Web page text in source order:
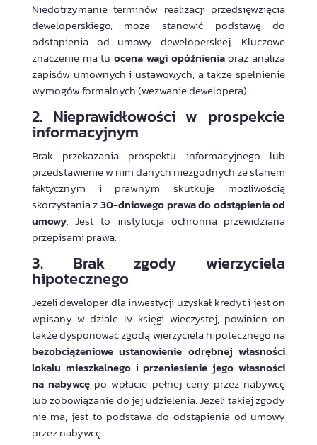
Niedotrzymanie terminów realizacji przedsięwzięcia
deweloperskiego, może stanowić podstawę do
odstąpienia od umowy deweloperskiej. Kluczowe
znaczenie ma tuocena wagi opóźnieniaoraz analiza
zapisów umownych i ustawowych, a także spełnienie
wymogów formalnych (wezwanie dewelopera).
2. Nieprawidłowości w prospekcie
informacyjnym
Brak przekazania prospektu informacyjnego lub
przedstawienie w nim danych niezgodnych ze stanem
faktycznym i prawnym skutkuje możliwością
skorzystania z30-dniowego prawa do odstąpienia od
umowy. Jest to instytucja ochronna przewidziana
przepisami prawa.
3. Brak zgody wierzyciela
hipotecznego
Jeżeli deweloper dla inwestycji uzyskał kredyt i jest on
wpisany w dziale IV księgi wieczystej, powinien on
także dysponować zgodą wierzyciela hipotecznego na
bezobciążeniowe ustanowienie odrębnej własności
lokalu mieszkalnegoiprzeniesienie jego własności
na nabywcę po wpłacie pełnej ceny przez nabywcę
lub zobowiązanie do jej udzielenia. Jeżeli takiej zgody
nie ma, jest to podstawa do odstąpienia od umowy
przez nabywcę.